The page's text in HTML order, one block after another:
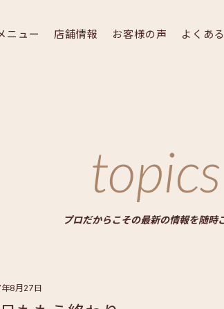
ニュー 店舗情報 お客様の声 よくあ
topics
プロだからこその最新の情報を随時
8月27日